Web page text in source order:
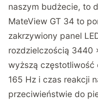
naszym budżecie, to
MateView GT 34 to
zakrzywiony panel
rozdzielczością 3440
wyższą częstotliwość
165 Hz i czas reakcji
przeciwieństwie do